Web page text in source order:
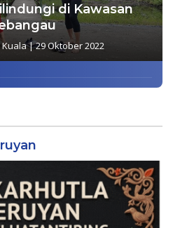
di Kawasan
|29 Oktober 2022